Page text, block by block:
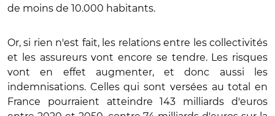
de moins de 10.000 habitants.
Or, si rien n'est fait, les relations entre les collectivités
et les assureurs vont encore se tendre. Les risques
vont en effet augmenter, et donc aussi les
indemnisations. Celles qui sont versées au total en
France pourraient atteindre 143 milliards d'euros